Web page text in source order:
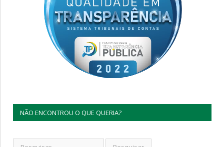
NÃO ENCONTROU O QUE QUERIA?